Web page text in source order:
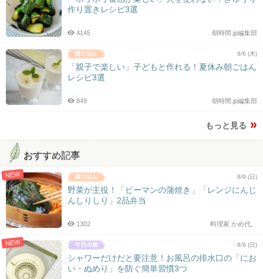
作り置きレシピ3選
朝時間.jp編集部
4145
8/6 (木)
「親子で楽しい」子どもと作れる！夏休み朝ごはん
レシピ3選
朝時間.jp編集部
849
もっと見る
おすすめ記事
NEW 8/9 (日)
野菜が主役！「ピーマンの蒲焼き」「レンジにんじ
んしりしり」2品弁当
料理家 かめ代。
1302
NEW 8/9 (日)
シャワーだけだと要注意！お風呂の排水口の「にお
い・ぬめり」を防ぐ簡単習慣3つ